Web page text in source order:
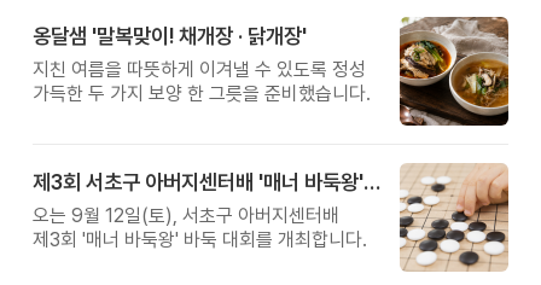
옹달샘 '말복맞이! 채개장 · 닭개장'
지친 여름을 따뜻하게 이겨낼 수 있도록 정성
가득한 두 가지 보양 한 그릇을 준비했습니다.
제3회 서초구 아버지센터배 '매너 바둑왕' 대회
오는 9월 12일(토), 서초구 아버지센터배
제3회 '매너 바둑왕' 바둑 대회를 개최합니다.